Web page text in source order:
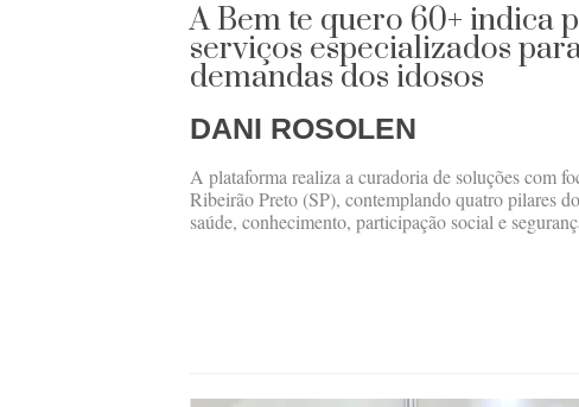
A Bem te quero 60+ indica
serviços especializados
demandas dos idosos
DANI ROSOLEN
A plataforma realiza a curadoria de soluções com
Ribeirão Preto (SP), contemplando quatro pilares
saúde, conhecimento, participação social e